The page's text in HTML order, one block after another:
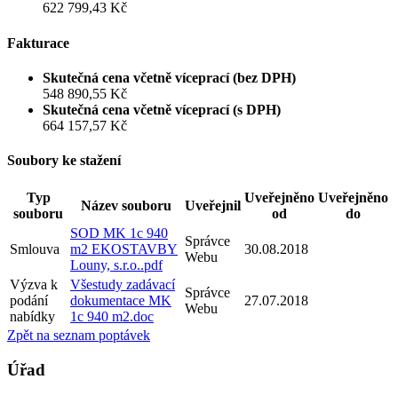
622 799,43 Kč
Fakturace
Skutečná cena včetně víceprací (bez DPH)
548 890,55 Kč
Skutečná cena včetně víceprací (s DPH)
664 157,57 Kč
Soubory ke stažení
Typ
souboru
Název souboru Uveřejnil
Uveřejněno
od
Uveřejněno
do
Smlouva
SOD MK 1c 940
m2 EKOSTAVBY
Louny, s.r.o..pdf
Správce
Webu
30.08.2018
Výzva k
podání
nabídky
Všestudy zadávací
dokumentace MK
1c 940 m2.doc
Správce
Webu
27.07.2018
Zpět na seznam poptávek
Úřad